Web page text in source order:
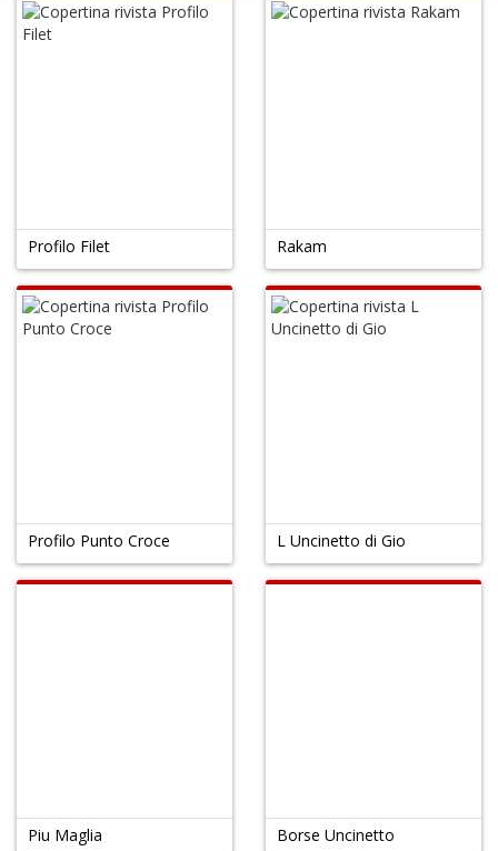
Profilo Filet Rakam
Profilo Punto Croce L Uncinetto di Gio
Piu Maglia Borse Uncinetto